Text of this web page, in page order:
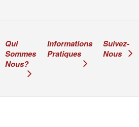
Qui
Sommes
Nous?
Informations
Pratiques
Suivez-
Nous